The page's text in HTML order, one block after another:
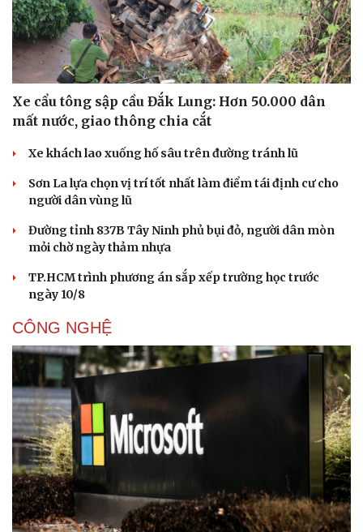
Văn hóa
Sân khấu - Điện ảnh
Văn học
Âm nhạc
Di sản
Giải trí
Nghệ sĩ
Thời trang
Sao Việt
Xe cẩu tông sập cầu Đắk Lung: Hơn 50.000 dân
mất nước, giao thông chia cắt
Xe khách lao xuống hố sâu trên đường tránh lũ
Sơn La lựa chọn vị trí tốt nhất làm điểm tái định cư cho
người dân vùng lũ
Đường tỉnh 837B Tây Ninh phủ bụi đỏ, người dân mòn
mỏi chờ ngày thảm nhựa
TP.HCM trình phương án sắp xếp trường học trước
ngày 10/8
CÔNG NGHỆ